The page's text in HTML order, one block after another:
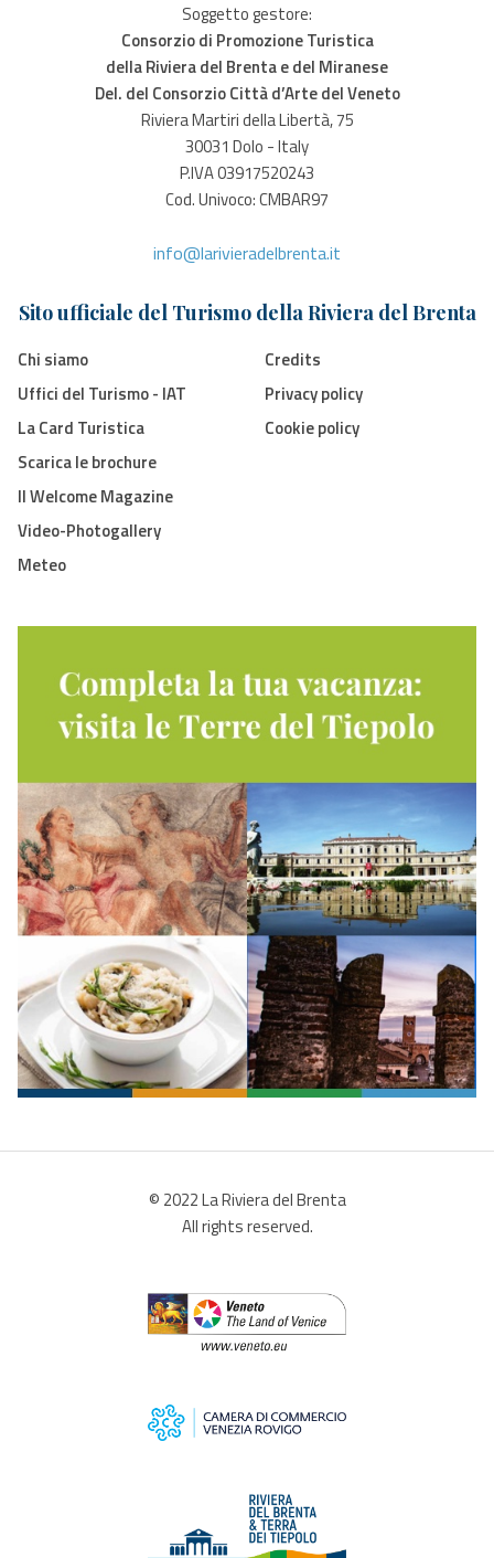
Soggetto gestore:
Consorzio di Promozione Turistica
della Riviera del Brenta e del Miranese
Del. del Consorzio Città d’Arte del Veneto
Riviera Martiri della Libertà, 75
30031 Dolo - Italy
P.IVA 03917520243
Cod. Univoco: CMBAR97
info@larivieradelbrenta.it
Sito ufficiale del Turismo della Riviera del Brenta
Chi siamo
Uffici del Turismo - IAT
La Card Turistica
Scarica le brochure
Il Welcome Magazine
Video-Photogallery
Meteo
Credits
Privacy policy
Cookie policy
© 2022 La Riviera del Brenta
All rights reserved.